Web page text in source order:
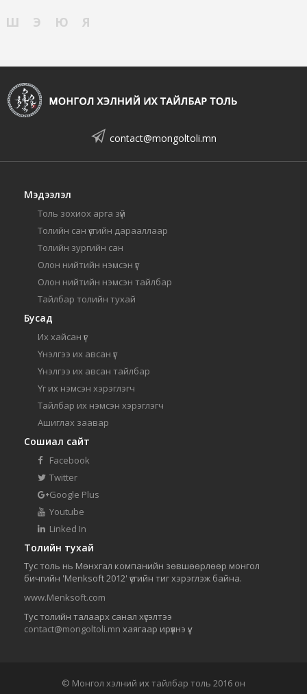
Ш
Э Ю Я
contact@mongoltoli.mn
Мэдээлэл
Толь зохиох арга зүй
Толийн сан үсгийн дарааллаар
Толийн зургийн сан
Олон нийтийн нэмсэн үг
Олон нийтийн нэмсэн тайлбар
Тайлбар толийн тухай
Бусад
Их хайсан үг
Үнэлгээ их авсан үг
Үнэлгээ их авсан тайлбар
Үг их нэмсэн хэрэглэгч
Тайлбар их нэмсэн хэрэглэгч
Ашиглах заавар
Сошиал сайт
Facebook
Twitter
Google Plus
Youtube
Linked In
Толийн тухай
Тус толь нь Мөнхгал компанийн зөвшөөрлөөр монгол
бичгийн 'Menksoft 2012' үсгийн тиг хэрэглэж байна.
www.Menksoft.com
Тус толийн талаарх санал хүсэлтээ
contact@mongoltoli.mn хаягаар ирүүлнэ үү.
© Монгол хэлний их тайлбар толь 2016 он